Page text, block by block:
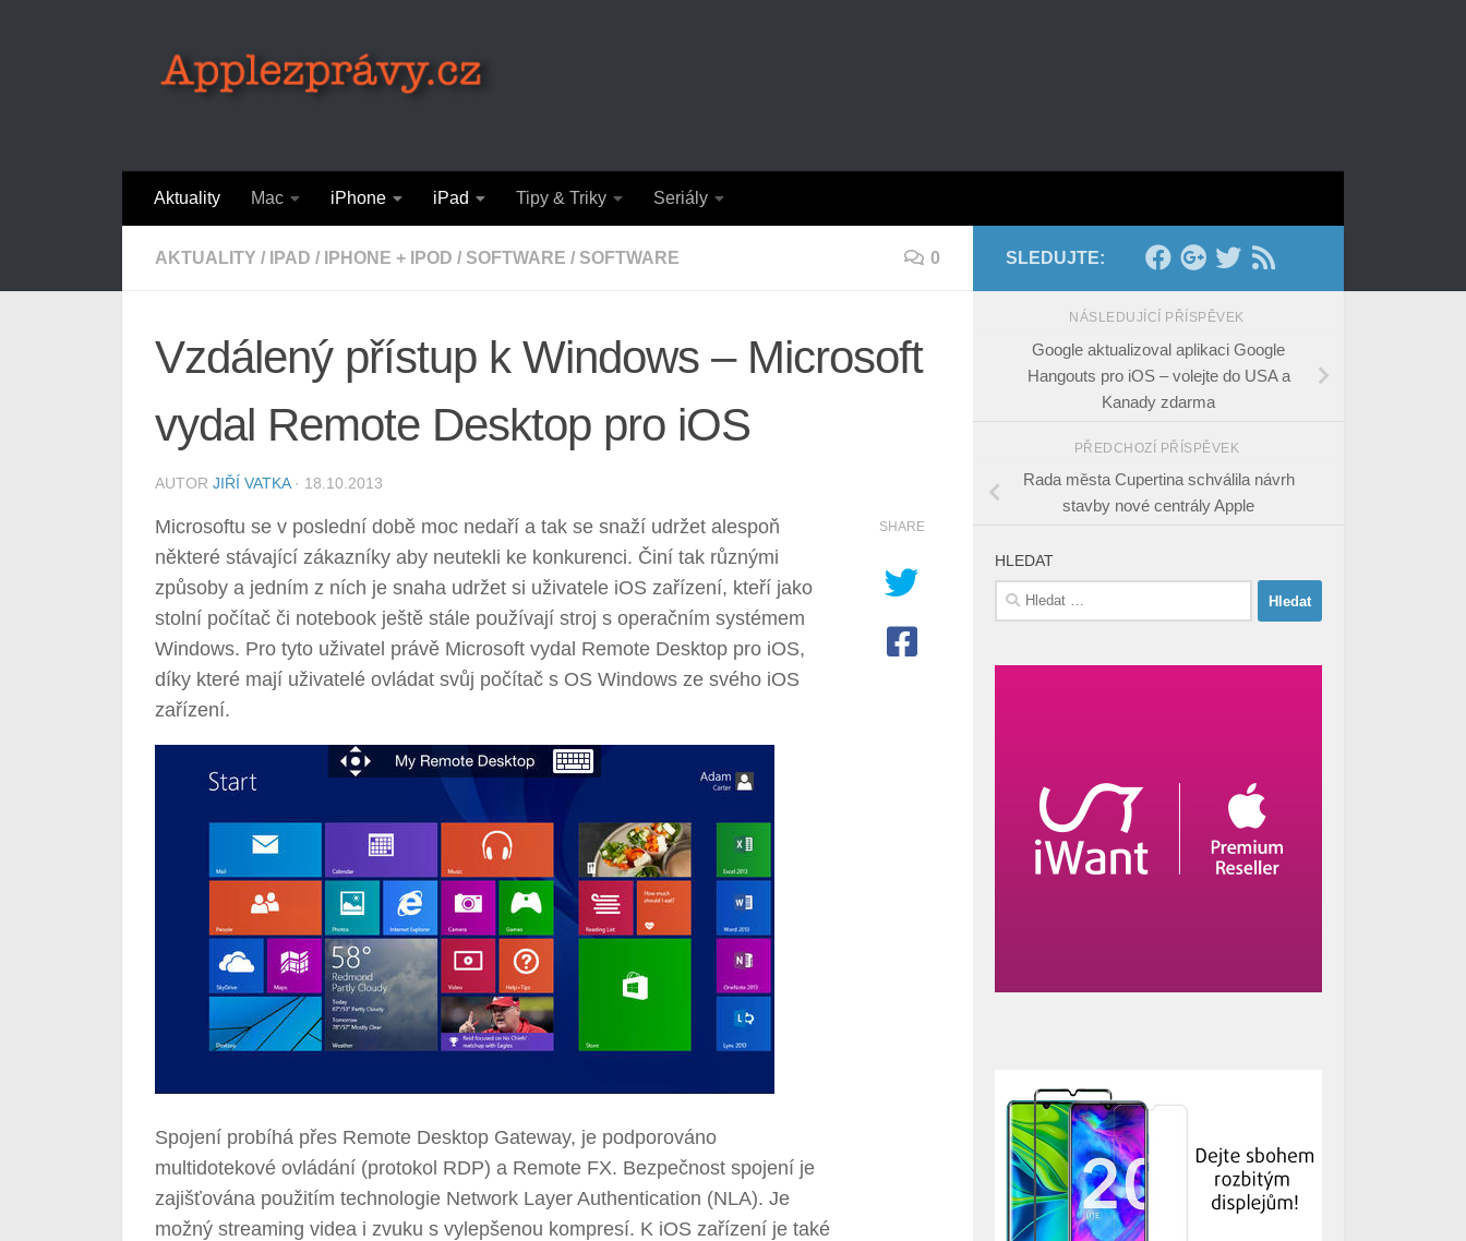
Aktuality Mac iPhone iPad Tipy & Triky Seriály
AKTUALITY / IPAD / IPHONE + IPOD / SOFTWARE / SOFTWARE 0
Vzdálený přístup k Windows – Microsoft
vydal Remote Desktop pro iOS
AUTOR JIŘÍ VATKA · 18.10.2013
Microsoftu se v poslední době moc nedaří a tak se snaží udržet alespoň
některé stávající zákazníky aby neutekli ke konkurenci. Činí tak různými
způsoby a jedním z ních je snaha udržet si uživatele iOS zařízení, kteří jako
stolní počítač či notebook ještě stále používají stroj s operačním systémem
Windows. Pro tyto uživatel právě Microsoft vydal Remote Desktop pro iOS,
díky které mají uživatelé ovládat svůj počítač s OS Windows ze svého iOS
zařízení.
Spojení probíhá přes Remote Desktop Gateway, je podporováno
multidotekové ovládání (protokol RDP) a Remote FX. Bezpečnost spojení je
zajišťována použitím technologie Network Layer Authentication (NLA). Je
možný streaming videa i zvuku s vylepšenou kompresí. K iOS zařízení je také
SHARE
SLEDUJTE:
NÁSLEDUJÍCÍ PŘÍSPĚVEK
Google aktualizoval aplikaci Google
Hangouts pro iOS – volejte do USA a
Kanady zdarma
PŘEDCHOZÍ PŘÍSPĚVEK
Rada města Cupertina schválila návrh
stavby nové centrály Apple
HLEDAT
Vyhledávání